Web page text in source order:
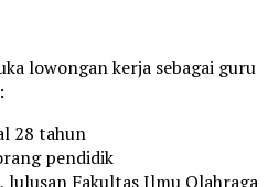
lowongan kerja sebagai guru
28 tahun
pendidik
lulusan Fakultas Ilmu Olahraga